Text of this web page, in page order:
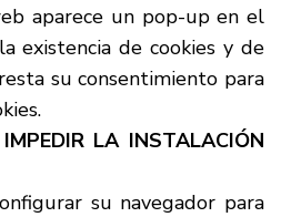
aparece un pop-up en el
existencia de cookies y de
su consentimiento para
LA INSTALACIÓN
su navegador para